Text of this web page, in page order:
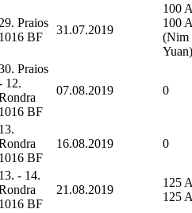
29. Praios
1016 BF
31.07.2019
100
100
(Nim
Yuan)
Praios
12.
1016 BF
07.08.2019 0
13.
1016 BF
16.08.2019 0
13. - 14.
1016 BF
21.08.2019
125
125